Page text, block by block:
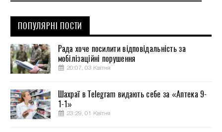
ПОПУЛЯРНІ ПОСТИ
Рада хоче посилити відповідальність за
мобілізаційні порушення
20:07, 03 Квітня
Шахраї в Telegram видають себе за «Аптека 9-
1-1»
23:29, 01 Квітня